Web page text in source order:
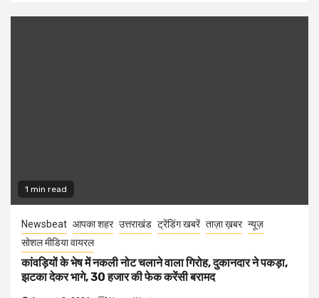
1 min read
Newsbeat आपका शहर उत्तराखंड ट्रेंडिंग खबरें ताज़ा ख़बर न्यूज़
सोशल मीडिया वायरल
कांवड़ियों के भेष में नकली नोट चलाने वाला गिरोह, दुकानदार ने पकड़ा,
झटका देकर भागे, 30 हजार की फेक करेंसी बरामद